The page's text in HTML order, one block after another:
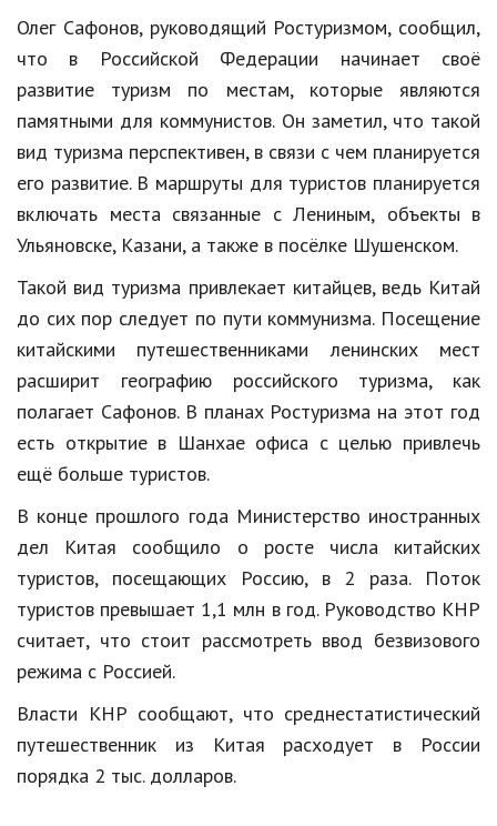
Образование
В мире
Культура
Авто, мото
Спорт
Знаменитости
Статьи
Обзоры
Красота и здоровье
Hi-Tech. Интернет
Авто, мото
Дом и сад
Недвижимость
Психология и отношения
Творчество и рукоделие
Олег Сафонов, руководящий Ростуризмом, сообщил,
что
в Российской Федерации начинает
своё
развитие
туризм по местам, которые
являются
памятными для коммунистов. Он заметил, что такой
вид туризма перспективен, в связи с чем планируется
его развитие. В маршруты для туристов планируется
включать места связанные с Лениным, объекты в
Ульяновске, Казани, а также в посёлке Шушенском.
Такой вид туризма привлекает китайцев, ведь Китай
до сих пор следует по пути коммунизма. Посещение
китайскими
путешественниками ленинских
мест
расширит
географию российского туризма, как
полагает Сафонов. В планах Ростуризма на этот год
есть открытие в Шанхае офиса с целью привлечь
ещё больше туристов.
В конце прошлого года Министерство иностранных
дел
Китая сообщило о росте числа
китайских
туристов, посещающих Россию, в 2 раза. Поток
туристов превышает 1,1 млн в год. Руководство КНР
считает, что стоит рассмотреть ввод безвизового
режима с Россией.
Власти КНР сообщают, что среднестатистический
путешественник
из Китая расходует в
России
порядка 2 тыс. долларов.